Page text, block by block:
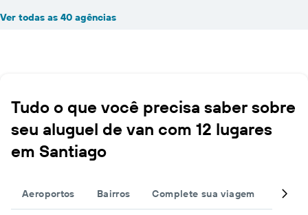
Ver todas as 40 agências
Tudo o que você precisa saber sobre
seu aluguel de van com 12 lugares
em Santiago
Aeroportos Bairros Complete sua viagem